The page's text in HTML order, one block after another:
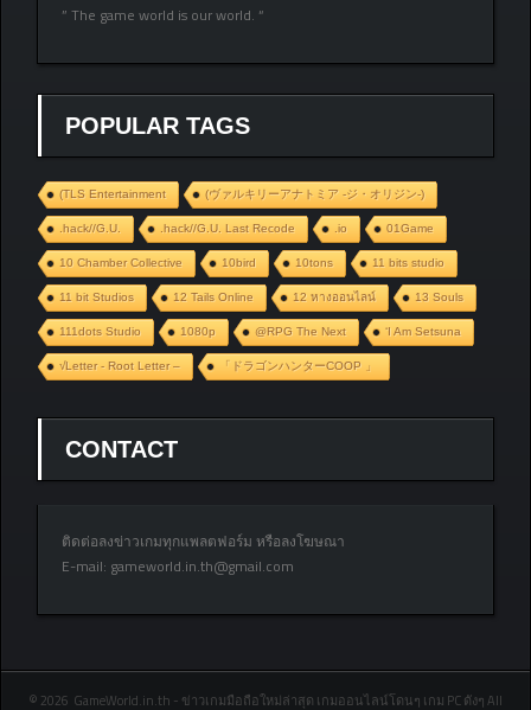
” The game world is our world. “
POPULAR TAGS
(TLS Entertainment (ヴァルキリーアナトミア ‐ジ・オリジン‐)
.hack//G.U. .hack//G.U. Last Recode .io 01Game
10 Chamber Collective 10bird 10tons 11 bits studio
11 bit Studios 12 Tails Online 12 หางออนไลน์ 13 Souls
111dots Studio 1080p @RPG The Next ‘I Am Setsuna
√Letter - Root Letter – 「ドラゴンハンターCOOP 」
CONTACT
ติดต่อลงข่าวเกมทุกแพลตฟอร์ม หรือลงโฆษณา
E-mail: gameworld.in.th@gmail.com
© 2026 GameWorld.in.th - ข่าวเกมมือถือใหม่ล่าสุด เกมออนไลน์โดนๆ เกม PC ดังๆ All